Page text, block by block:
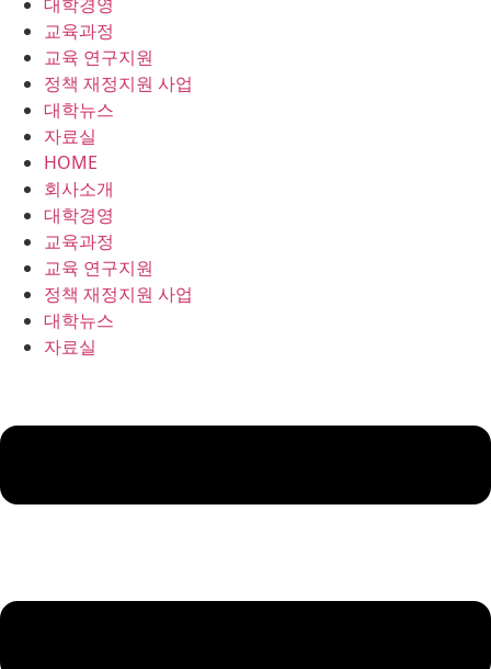
교육과정
교육 연구지원
정책 재정지원 사업
대학뉴스
자료실
HOME
회사소개
대학경영
교육과정
교육 연구지원
정책 재정지원 사업
대학뉴스
자료실